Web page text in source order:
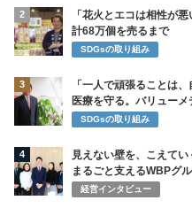
2
「花火とエコは相性が
計68万個を売るまで
SDGsの取り組み
3
「一人で頑張ることは
医療を守る。バリュー
SDGsの取り組み
4
見えない壁を、こえて
まるごと支えるWBPグ
経営インタビュー